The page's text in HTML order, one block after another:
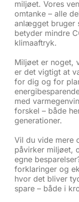
miljøet. Vores
omtanke – alle
anlægget bruger
betyder mindre
klimaaftryk.
Miljøet er noget,
er det vigtigt at
for dig og for
med
forskel – både
generationer.
Vil du vide mere
påvirker miljøet,
egne
forklaringer og
hvor det bliver
spare – både i